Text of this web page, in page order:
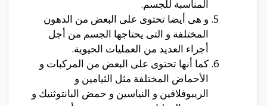
المناسبة للجسم.
و هى أيضا تحتوى على البعض من الدهون
المختلفة و التى يحتاجها الجسم من أجل
أجراء العديد من العمليات الحيوية.
كما أنها تحتوى على البعض من المركبات و
الأحماض المختلفة مثل الثيامين و
الريبوفلافين و النياسين و حمض البانتوثنيك و